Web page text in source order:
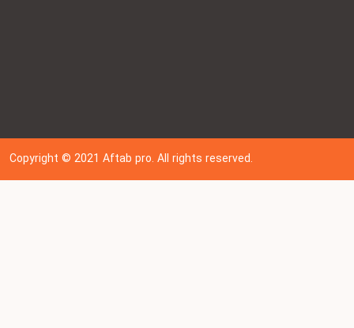
Copyright © 202 1Aftab pro. All rights reserved.